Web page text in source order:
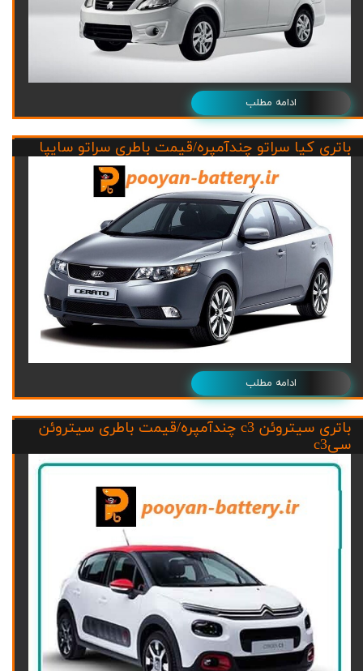
ادامه مطلب
باتری کیا سراتو چندآمپره/قیمت باطری سراتو سایپا
ادامه مطلب
باتری سیتروئن c3 چندآمپره/قیمت باطری سیتروئن
سیc3